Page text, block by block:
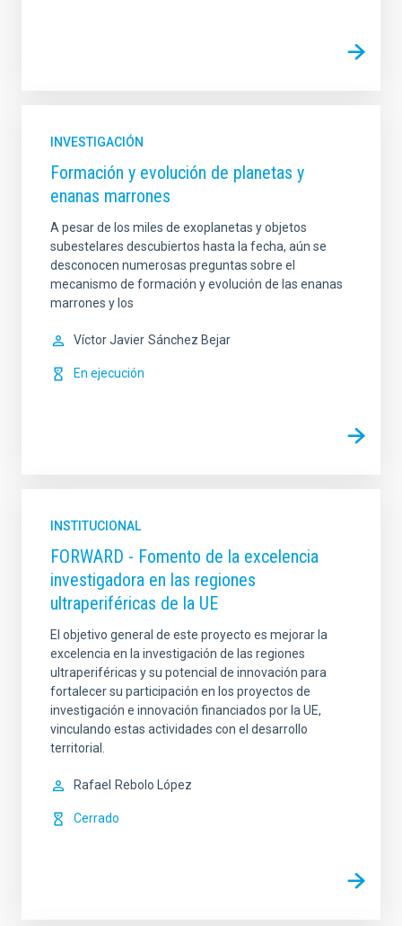
INVESTIGACIÓN
Formación y evolución de planetas y
enanas marrones
A pesar de los miles de exoplanetas y objetos
subestelares descubiertos hasta la fecha, aún se
desconocen numerosas preguntas sobre el
mecanismo de formación y evolución de las enanas
marrones y los
Víctor Javier Sánchez Bejar
En ejecución
INSTITUCIONAL
FORWARD - Fomento de la excelencia
investigadora en las regiones
ultraperiféricas de la UE
El objetivo general de este proyecto es mejorar la
excelencia en la investigación de las regiones
ultraperiféricas y su potencial de innovación para
fortalecer su participación en los proyectos de
investigación e innovación financiados por la UE,
vinculando estas actividades con el desarrollo
territorial.
Rafael Rebolo López
Cerrado